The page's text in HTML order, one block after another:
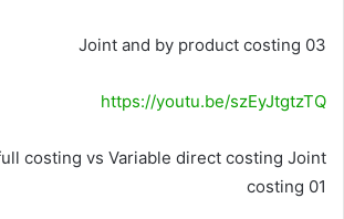
Joint and by product costing 03
https://youtu.be/szEyJtgtzTQ
costing vs Variable direct costing Joint
costing 01